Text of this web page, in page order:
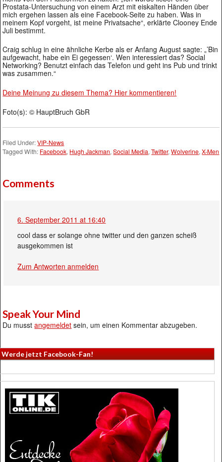
Prostata-Untersuchung von einem Arzt mit eiskalten Händen über
mich ergehen lassen als eine Facebook-Seite zu haben. Was in
meinem Kopf vorgeht, ist meine Privatsache“, erklärte Clooney Ende
Juli bestimmt.
Craig schlug in eine ähnliche Kerbe als er Anfang August sagte: „’Bin
aufgewacht, habe ein Ei gegessen‘. Wen interessiert das? Social
Networking? Benutzt einfach das Telefon und geht ins Pub und trinkt
was zusammen.“
Deine Meinung zu diesem Thema? Hier kommentieren!
Foto(s): © HauptBruch GbR
Filed Under:VIP-News
Tagged With: Facebook, Hugh Jackman,Social Media,Twitter,Wolverine,X-Men
Comments
6. September 2011 at 16:40
cool dass er solange ohne twitter und den ganzen scheiß
ausgekommen ist
Zum Antworten anmelden
Speak Your Mind
Du musstangemeldet sein, um einen Kommentar abzugeben.
Werde jetzt Facebook-Fan!